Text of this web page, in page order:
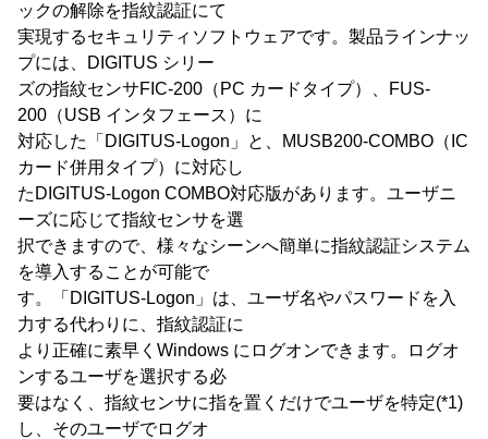
ックの解除を指紋認証にて
実現するセキュリティソフトウェアです。製品ラインナッ
プには、DIGITUS シリー
ズの指紋センサFIC-200（PC カードタイプ）、FUS-
200（USB インタフェース）に
対応した「DIGITUS-Logon」と、MUSB200-COMBO（IC
カード併用タイプ）に対応し
たDIGITUS-Logon COMBO対応版があります。ユーザニ
ーズに応じて指紋センサを選
択できますので、様々なシーンへ簡単に指紋認証システム
を導入することが可能で
す。「DIGITUS-Logon」は、ユーザ名やパスワードを入
力する代わりに、指紋認証に
より正確に素早くWindows にログオンできます。ログオ
ンするユーザを選択する必
要はなく、指紋センサに指を置くだけでユーザを特定(*1)
し、そのユーザでログオ